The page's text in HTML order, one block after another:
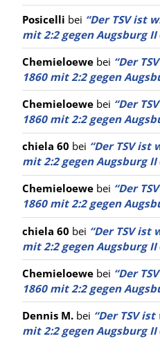
Posicelli bei “Der TSV ist
mit 2:2 gegen Augsburg II
Chemieloewe bei “Der
1860 mit 2:2 gegen
Chemieloewe bei “Der
1860 mit 2:2 gegen
chiela 60 bei “Der TSV ist
mit 2:2 gegen Augsburg II
Chemieloewe bei “Der
1860 mit 2:2 gegen
chiela 60 bei “Der TSV ist
mit 2:2 gegen Augsburg II
Chemieloewe bei “Der
1860 mit 2:2 gegen
Dennis M. bei “Der TSV
mit 2:2 gegen Augsburg II